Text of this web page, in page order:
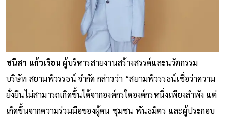
ชนิสา แก้วเรือนผู้บริหารสายงานสร้างสรรค์และนวัตกรรม
บริษัท สยามพิวรรธน์ จำกัด กล่าวว่า “สยามพิวรรธน์เชื่อว่าความ
ยั่งยืนไม่สามารถเกิดขึ้นได้จากองค์กรใดองค์กรหนึ่งเพียงลำพัง แต่
เกิดขึ้นจากความร่วมมือของผู้คน ชุมชน พันธมิตร และผู้ประกอบ